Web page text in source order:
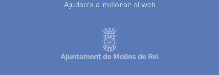
Ajudan’s a millorar el web